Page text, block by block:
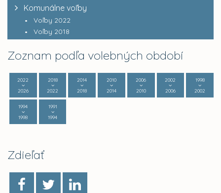
Komunálne voľby
Voľby 2022
Voľby 2018
Zoznam podľa volebných období
2022
2026
2018
2022
2014
2018
2010
2014
2006
2010
2002
2006
1998
2002
1994
1998
1991
1994
Zdieľať